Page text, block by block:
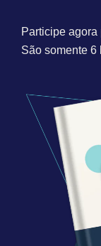
Participe
São somente 6